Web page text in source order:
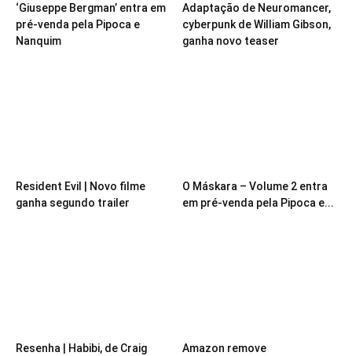
‘Giuseppe Bergman’ entra em
pré-venda pela Pipoca e
Nanquim
Adaptação de Neuromancer,
cyberpunk de William Gibson,
ganha novo teaser
Resident Evil | Novo filme
ganha segundo trailer
O Máskara – Volume 2 entra
em pré-venda pela Pipoca e...
Resenha | Habibi, de Craig
Amazon remove